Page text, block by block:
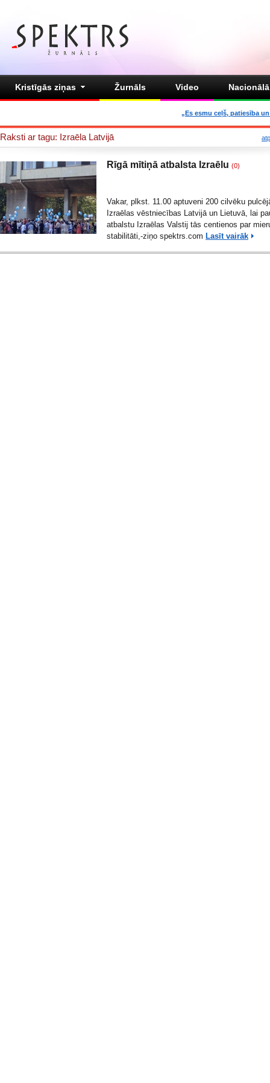
Kristīgās ziņas Žurnāls Video
„Es esmu ceļš, patiesība
Raksti ar tagu: Izraēla Latvijā
Rīgā mītiņā atbalsta Izraēlu (0)
Vakar, plkst. 11.00 aptuveni 200 cilvēku
Izraēlas vēstniecības Latvijā un Lietuvā, lai
atbalstu Izraēlas Valstij tās centienos par
stabilitāti,-ziņo spektrs.com Lasīt vairāk